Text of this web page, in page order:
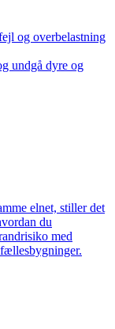
og overbelastning
undgå dyre og
elnet, stiller det
du
med